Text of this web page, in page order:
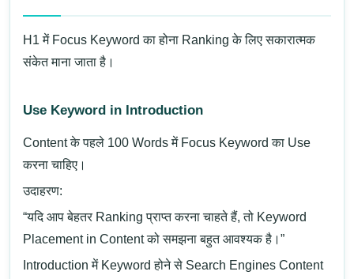
H1 में Focus Keyword का होना Ranking के लिए सकारात्मक
संकेत माना जाता है।
Use Keyword in Introduction
Content के पहले 100 Words में Focus Keyword का Use
करना चाहिए।
उदाहरण:
“यदि आप बेहतर Ranking प्राप्त करना चाहते हैं, तो Keyword
Placement in Content को समझना बहुत आवश्यक है।”
Introduction में Keyword होने से Search Engines Content